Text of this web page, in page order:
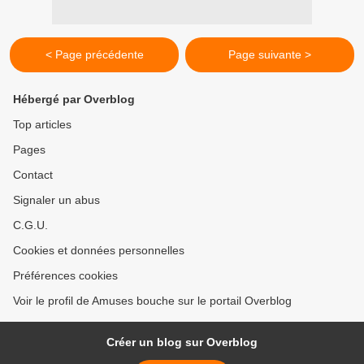
< Page précédente Page suivante >
Hébergé par Overblog
Top articles
Pages
Contact
Signaler un abus
C.G.U.
Cookies et données personnelles
Préférences cookies
Voir le profil de Amuses bouche sur le portail Overblog
Créer un blog sur Overblog